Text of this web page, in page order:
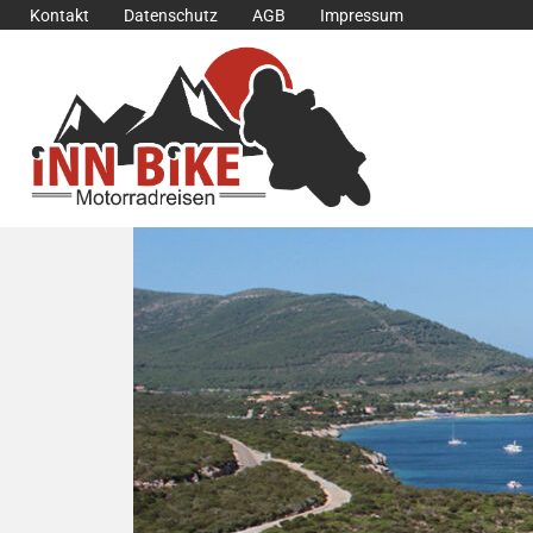
Kontakt Datenschutz AGB Impressum
SARDINIEN – Cruiser-
Geführte Motorradreise